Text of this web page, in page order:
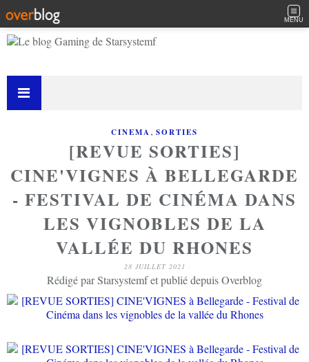
MENU
CINEMA, SORTIES
[REVUE SORTIES]
CINE'VIGNES À BELLEGARDE
- FESTIVAL DE CINÉMA DANS
LES VIGNOBLES DE LA
VALLÉE DU RHONES
28 JUILLET 2021
Rédigé par Starsystemf et publié depuis Overblog